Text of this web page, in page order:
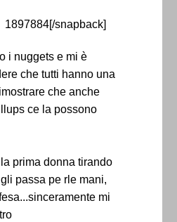
1897884[/snapback]
i nuggets e mi è
che tutti hanno una
che anche
ce la possono
prima donna tirando
passa pe rle mani,
mi